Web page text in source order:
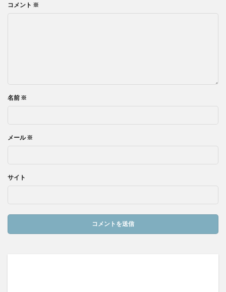
コメント ※
名前 ※
メール※
サイト